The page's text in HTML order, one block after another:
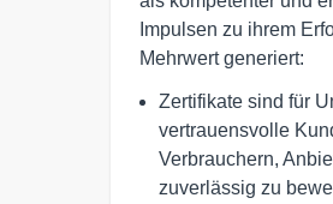
Impulsen zu ihrem
Mehrwert generiert:
Zertifikate sind für
vertrauensvolle
Verbrauchern,
zuverlässig zu